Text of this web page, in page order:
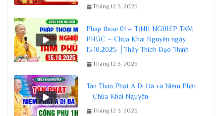
Tháng 12 3, 2025
Pháp thoại 01 – TỊNH NGHIỆP TAM
PHÚC – Chùa Khai Nguyên ngày
15.10.2025 │Thầy Thích Đạo Thịnh
Tháng 12 3, 2025
Tán Thán Phật A Di Đà và Niệm Phật
– Chùa Khai Nguyên
Tháng 12 3, 2025